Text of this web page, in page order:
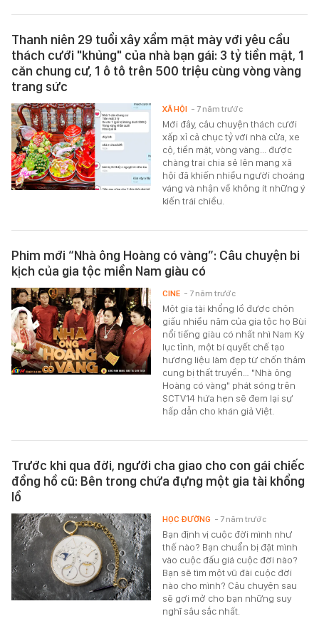
Thanh niên 29 tuổi xây xẩm mặt mày với yêu cầu
thách cưới "khủng" của nhà bạn gái: 3 tỷ tiền mặt, 1
căn chung cư, 1 ô tô trên 500 triệu cùng vòng vàng
trang sức
Mới đây, câu chuyện thách cưới
xấp xỉ cả chục tỷ với nhà cửa, xe
cộ, tiền mặt, vòng vàng... được
chàng trai chia sẻ lên mạng xã
hội đã khiến nhiều người choáng
váng và nhận về không ít những ý
kiến trái chiều.
XÃ HỘI - 7 năm trước
Phim mới “Nhà ông Hoàng có vàng”: Câu chuyện bi
kịch của gia tộc miền Nam giàu có
Một gia tài khổng lồ được chôn
giấu nhiều năm của gia tộc họ Bùi
nổi tiếng giàu có nhất nhì Nam Kỳ
lục tỉnh, một bí quyết chế tạo
hương liệu làm đẹp từ chốn thâm
cung bị thất truyền… "Nhà ông
Hoàng có vàng" phát sóng trên
SCTV14 hứa hẹn sẽ đem lại sự
hấp dẫn cho khán giả Việt.
CINE - 7 năm trước
Trước khi qua đời, người cha giao cho con gái chiếc
đồng hồ cũ: Bên trong chứa đựng một gia tài khổng
lồ
Bạn định vị cuộc đời mình như
thế nào? Bạn chuẩn bị đặt mình
vào cuộc đấu giá cuộc đời nào?
Bạn sẽ tìm một vũ đài cuộc đời
nào cho mình? Câu chuyện sau
sẽ gợi mở cho bạn những suy
nghĩ sâu sắc nhất.
HỌC ĐƯỜNG - 7 năm trước